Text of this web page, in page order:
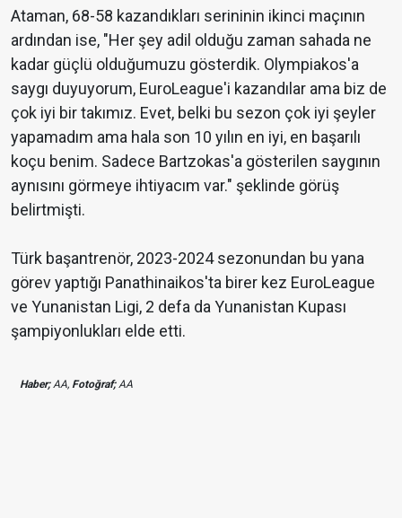
Ataman, 68-58 kazandıkları serininin ikinci maçının
ardından ise, "Her şey adil olduğu zaman sahada ne
kadar güçlü olduğumuzu gösterdik. Olympiakos'a
saygı duyuyorum, EuroLeague'i kazandılar ama biz de
çok iyi bir takımız. Evet, belki bu sezon çok iyi şeyler
yapamadım ama hala son 10 yılın en iyi, en başarılı
koçu benim. Sadece Bartzokas'a gösterilen saygının
aynısını görmeye ihtiyacım var." şeklinde görüş
belirtmişti.
Türk başantrenör, 2023-2024 sezonundan bu yana
görev yaptığı Panathinaikos'ta birer kez EuroLeague
ve Yunanistan Ligi, 2 defa da Yunanistan Kupası
şampiyonlukları elde etti.
Haber;AA, Fotoğraf;AA